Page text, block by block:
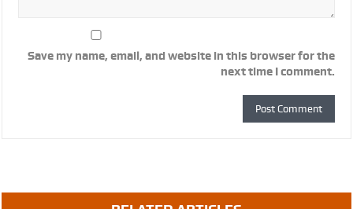
Save my name, email, and website in this browser for the
next time I comment.